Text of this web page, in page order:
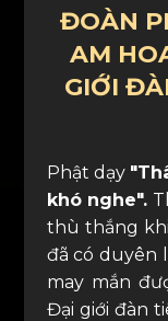
ĐOÀN
AM
GIỚI
Phật dạy
khó nghe".
thù thắng
đã có duyên
may mắn
Đại giới đàn